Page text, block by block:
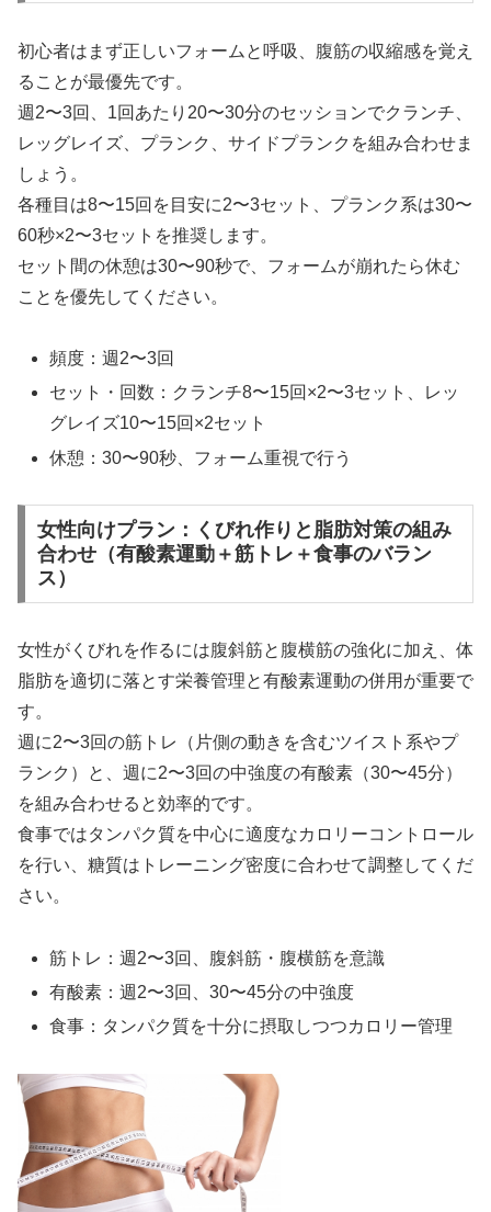
初心者はまず正しいフォームと呼吸、腹筋の収縮感を覚え
ることが最優先です。
週2〜3回、1回あたり20〜30分のセッションでクランチ、
レッグレイズ、プランク、サイドプランクを組み合わせま
しょう。
各種目は8〜15回を目安に2〜3セット、プランク系は30〜
60秒×2〜3セットを推奨します。
セット間の休憩は30〜90秒で、フォームが崩れたら休む
ことを優先してください。
頻度：週2〜3回
セット・回数：クランチ8〜15回×2〜3セット、レッ
グレイズ10〜15回×2セット
休憩：30〜90秒、フォーム重視で行う
女性向けプラン：くびれ作りと脂肪対策の組み
合わせ（有酸素運動＋筋トレ＋食事のバラン
ス）
女性がくびれを作るには腹斜筋と腹横筋の強化に加え、体
脂肪を適切に落とす栄養管理と有酸素運動の併用が重要で
す。
週に2〜3回の筋トレ（片側の動きを含むツイスト系やプ
ランク）と、週に2〜3回の中強度の有酸素（30〜45分）
を組み合わせると効率的です。
食事ではタンパク質を中心に適度なカロリーコントロール
を行い、糖質はトレーニング密度に合わせて調整してくだ
さい。
筋トレ：週2〜3回、腹斜筋・腹横筋を意識
有酸素：週2〜3回、30〜45分の中強度
食事：タンパク質を十分に摂取しつつカロリー管理